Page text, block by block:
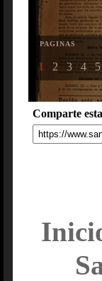
PAGINAS
1 2 3 4 5
Comparte